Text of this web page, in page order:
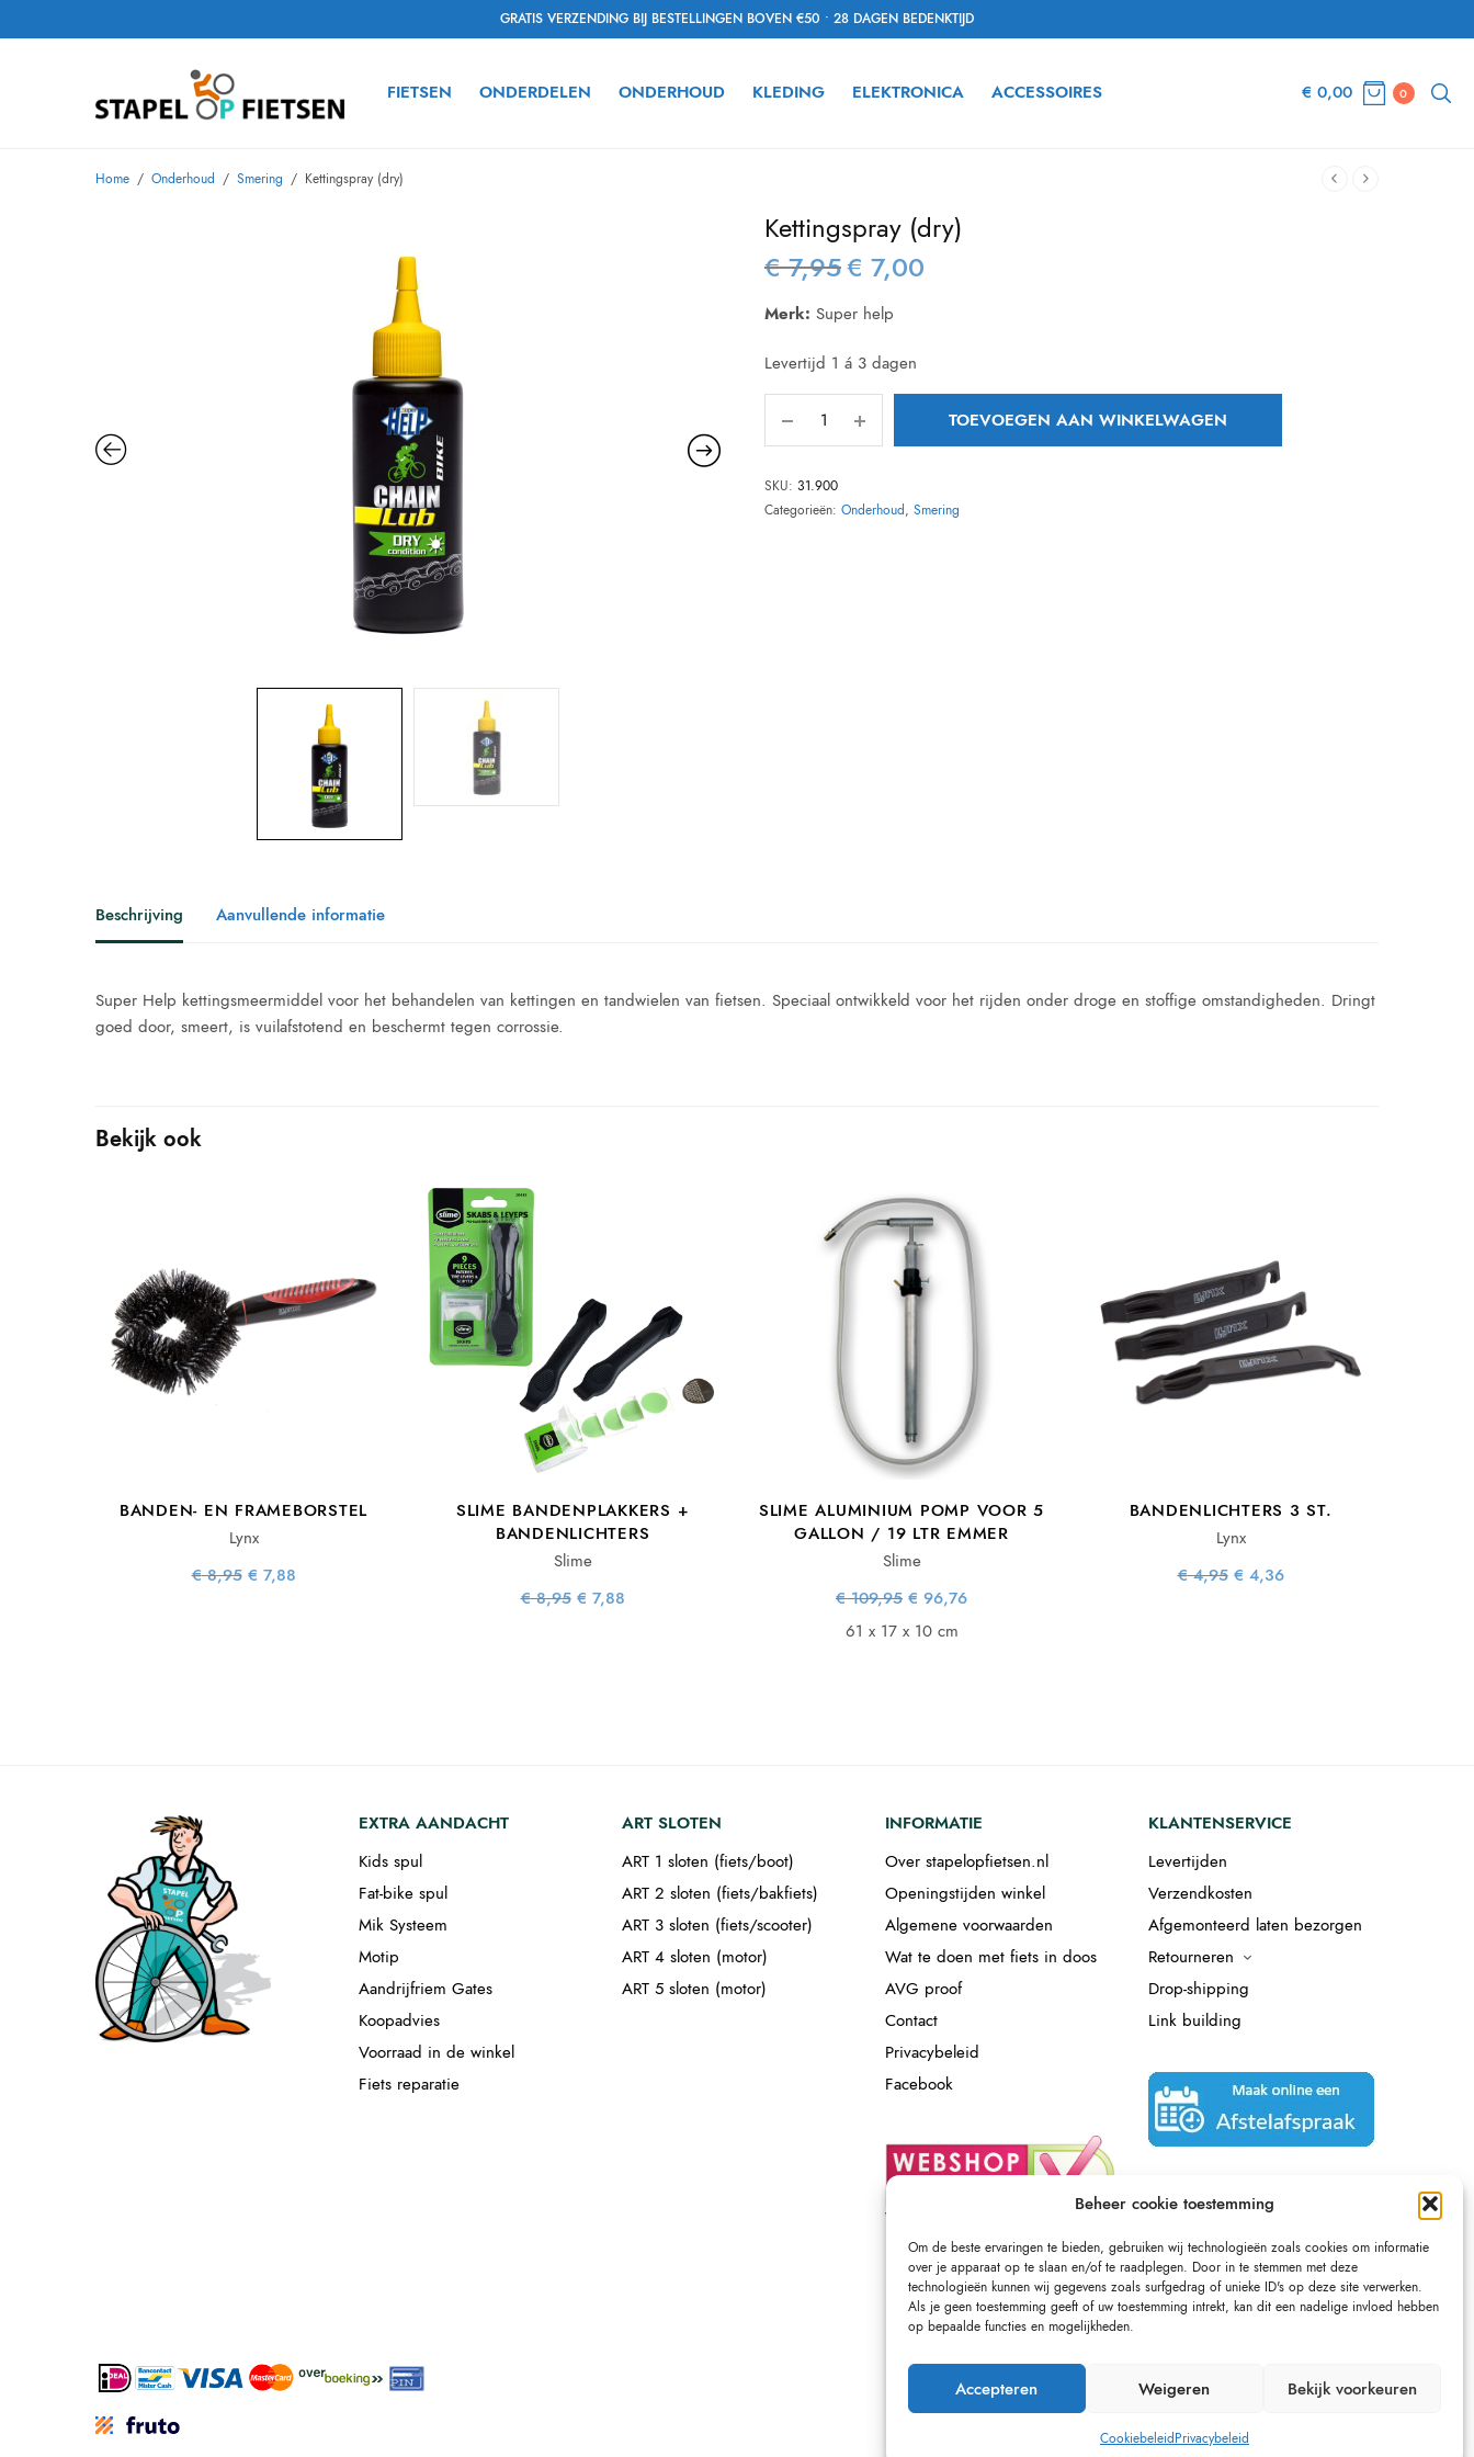
Beheer cookie toestemming
Om de beste ervaringen te bieden, gebruiken wij technologieën zoals cookies om informatie
over je apparaat op te slaan en/of te raadplegen. Door in te stemmen met deze
technologieën kunnen wij gegevens zoals surfgedrag of unieke ID's op deze site verwerken.
Als je geen toestemming geeft of uw toestemming intrekt, kan dit een nadelige invloed hebben
op bepaalde functies en mogelijkheden.
Accepteren Weigeren Bekijk voorkeuren
CookiebeleidPrivacybeleid
GRATIS VERZENDING BIJ BESTELLINGEN BOVEN €50 • 28 DAGEN BEDENKTIJD
FIETSEN ONDERDELEN ONDERHOUD KLEDING ELEKTRONICA ACCESSOIRES € 0,00 0
Home / Onderhoud / Smering / Kettingspray (dry)
Kettingspray (dry)
€7,95 Oorspronkelijke
€ 7,95.
€ 7,00
Merk: Super help
Levertijd 1 á 3 dagen
TOEVOEGEN AAN WINKELWAGEN
SKU: 31.900
Categorieën: Onderhoud, Smering
Beschrijving Aanvullende informatie
Super Help kettingsmeermiddel voor het behandelen van kettingen en tandwielen van fietsen. Speciaal ontwikkeld voor het rijden onder droge en stoffige omstandigheden. Dringt
goed door, smeert, is vuilafstotend en beschermt tegen corrossie.
Bekijk ook
BANDEN- EN FRAMEBORSTEL
Lynx
€8,95 Oorspronkelijke
prijs was:
€ 7,88Huidige
SLIME BANDENPLAKKERS +
BANDENLICHTERS
Slime
€8,95 Oorspronkelijke
prijs was:
€ 7,88Huidige
SLIME ALUMINIUM POMP VOOR 5
GALLON / 19 LTR EMMER
Slime
€109,95 Oorspronkelijke
prijs was:
€ 109,95.
€ 96,76
61 x 17 x 10 cm
BANDENLICHTERS 3 ST.
Lynx
€4,95 Oorspronkelijke
prijs was:
€ 4,36Huidige
EXTRA AANDACHT
Kids spul
Fat-bike spul
Mik Systeem
Motip
Aandrijfriem Gates
Koopadvies
Voorraad in de winkel
Fiets reparatie
ART SLOTEN
ART 1 sloten (fiets/boot)
ART 2 sloten (fiets/bakfiets)
ART 3 sloten (fiets/scooter)
ART 4 sloten (motor)
ART 5 sloten (motor)
INFORMATIE
Over stapelopfietsen.nl
Openingstijden winkel
Algemene voorwaarden
Wat te doen met fiets in doos
AVG proof
Contact
Privacybeleid
Facebook
KLANTENSERVICE
Levertijden
Verzendkosten
Afgemonteerd laten bezorgen
Retourneren
Drop-shipping
Link building